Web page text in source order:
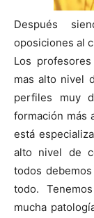
Después
oposiciones al
Los
mas alto nivel
perfiles muy
formación más
está
alto nivel de
todos
todo.
mucha